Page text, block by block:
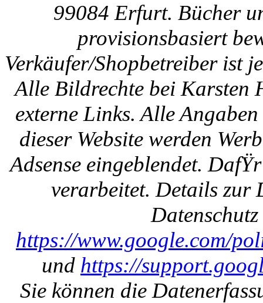
99084 Erfurt. Bücher
provisionsbasiert
Verkäufer/Shopbetreiber ist
Alle Bildrechte bei Karsten
externe Links. Alle
dieser Website werden
Adsense eingeblendet.
verarbeitet. Details zur
https://www.google.com/
und https://
Sie können die